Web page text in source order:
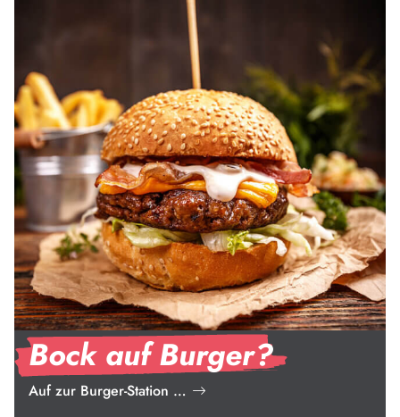
Bock auf Burger?
Auf zur Burger-Station …